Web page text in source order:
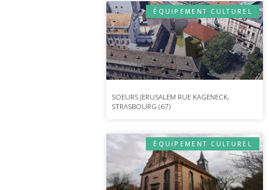
ÉQUIPEMENT CULTUREL
SOEURS JERUSALEM RUE KAGENECK,
STRASBOURG (67)
ÉQUIPEMENT CULTUREL